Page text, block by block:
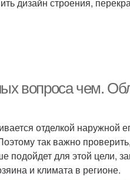
вопроса чем.
отделкой наружной
так важно
для этой цели,
и климата в регионе.